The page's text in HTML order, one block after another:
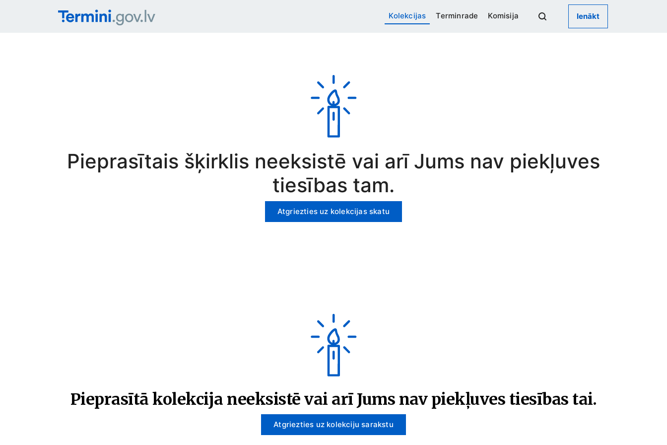
Kolekcijas Terminrade Komisija Ienākt
Pieprasītais šķirklis neeksistē vai arī Jums nav piekļuves
tiesības tam.
Atgriezties uz kolekcijas skatu
Pieprasītā kolekcija neeksistē vai arī Jums nav piekļuves tiesības tai.
Atgriezties uz kolekciju sarakstu